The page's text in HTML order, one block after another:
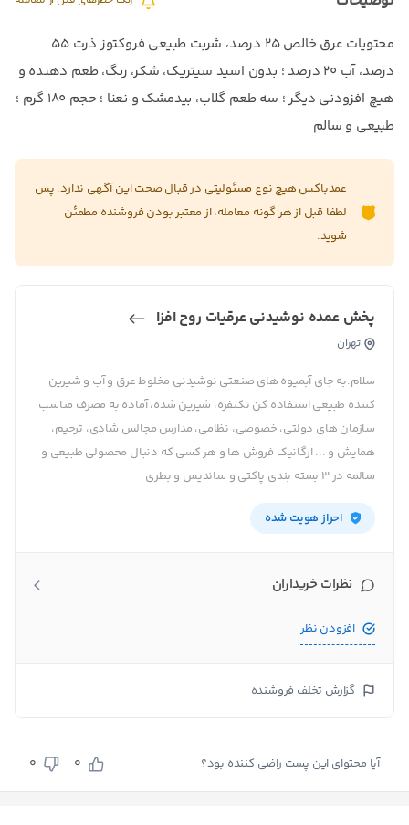
محتویات عرق خالص ۲۵ درصد، شربت طبیعی فروکتوز ذرت ۵۵
درصد، آب ۲۰ درصد ؛ بدون اسید سیتریک، شکر، رنگ، طعم دهنده و
هیچ افزودنی دیگر ؛ سه طعم گلاب، بیدمشک و نعنا ؛ حجم ۱۸۰ گرم ؛
طبیعی و سالم
عمدباکس هیچ نوع مسئولیتی در قبال صحت این آگهی ندارد. پس
لطفا قبل از هر گونه معامله، از معتبر بودن فروشنده مطمئن
شوید.
پخش عمده نوشیدنی عرقیات روح افزا
تهران
سلام.به جای آبمیوه های صنعتی نوشیدنی مخلوط عرق و آب و شیرین
کننده طبیعی استفاده کن تکنفره، شیرین شده، آماده به مصرف مناسب
سازمان های دولتی، خصوصی، نظامی، مدارس مجالس شادی، ترحیم،
همایش و ... ارگانیک فروش ها و هر کسی که دنبال محصولی طبیعی و
سالمه در ۳ بسته بندی پاکتی و ساندیس و بطری
احراز هویت شده
نظرات خریداران
افزودن نظر
گزارش تخلف فروشنده
آیا محتوای این پست راضی کننده بود؟ 0
0
بستن